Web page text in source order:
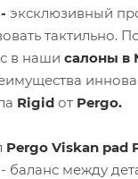
эксклюзивный
тактильно.
в наши салоны в
Rigid от Pergo.
Pergo Viskan pad
- баланс между